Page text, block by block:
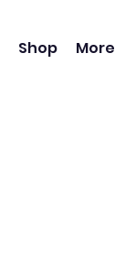
Shop More